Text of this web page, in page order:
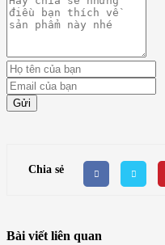
Gửi
Chia sẻ
Bài viết liên quan